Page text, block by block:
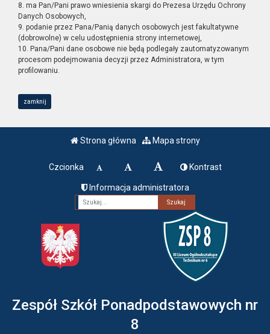
8. ma Pan/Pani prawo wniesienia skargi do Prezesa Urzędu Ochrony
Danych Osobowych,
9. podanie przez Pana/Panią danych osobowych jest fakultatywne
(dobrowolne) w celu udostępnienia strony internetowej,
10. Pana/Pani dane osobowe nie będą podlegały zautomatyzowanym
procesom podejmowania decyzji przez Administratora, w tym
profilowaniu.
zamknij
Strona główna Mapa strony
Czcionka Kontrast
Informacja administratora
Fraza
Zespół Szkół Ponadpodstawowych nr
8